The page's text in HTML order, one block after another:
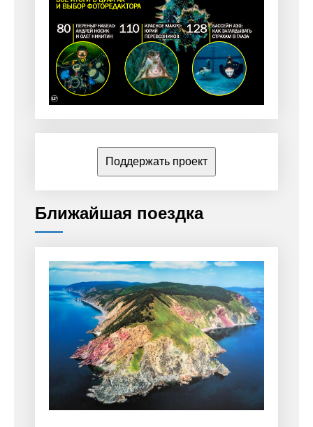
Поддержать проект
Ближайшая поездка